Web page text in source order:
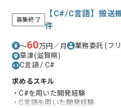
募集終了
【C#/C言語】搬送
件
〜60万円／月 業務委託(フ
草津(滋賀県)
C言語 / C#
求めるスキル
・C#を用いた開発経験
・C言語を用いた開発経験